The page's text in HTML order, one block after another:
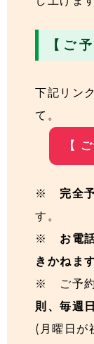
【 ご
下記リン
て。
【
※ 完全
す。
※ お電
きかねます
※ ご予約
則、毎週
(月曜日が